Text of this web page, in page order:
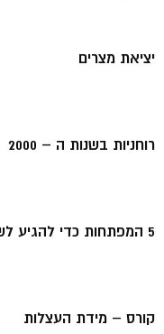
יציאת מצרים
רוחניות בשנות ה – 2000
5 המפתחות כדי להגיע לשלמות
קורס – מידת העצלות